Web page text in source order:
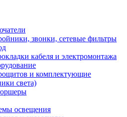
звонки, сетевые фильтры
кабеля и электромонтажа
и комплектующие
света)
освещения